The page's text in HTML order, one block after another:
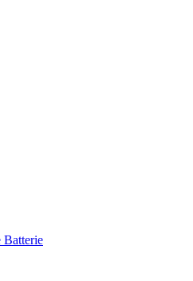
Batterie